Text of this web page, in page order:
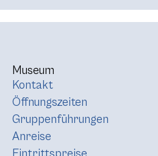
Museum
Kontakt
Öffnungszeiten
Gruppenführungen
Anreise